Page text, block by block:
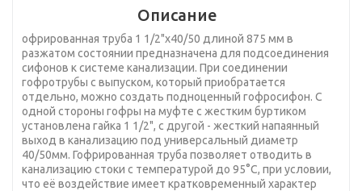
Описание
офрированная труба 1 1/2"х40/50 длиной 875 мм в
разжатом состоянии предназначена для подсоединения
сифонов к системе канализации. При соединении
гофротрубы с выпуском, который приобратается
отдельно, можно создать подноценный гофросифон. С
одной стороны гофры на муфте с жестким буртиком
установлена гайка 1 1/2", с другой - жесткий напаянный
выход в канализацию под универсальный диаметр
40/50мм. Гофрированная труба позволяет отводить в
канализацию стоки с температурой до 95°С, при условии,
что её воздействие имеет кратковременный характер